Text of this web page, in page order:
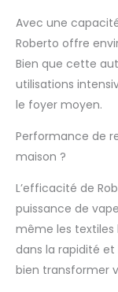
Avec une
Roberto offre
Bien que cette
utilisations
le foyer moyen.
Performance de
maison ?
L’efficacité de
puissance de
même les textiles
dans la rapidité
bien transformer